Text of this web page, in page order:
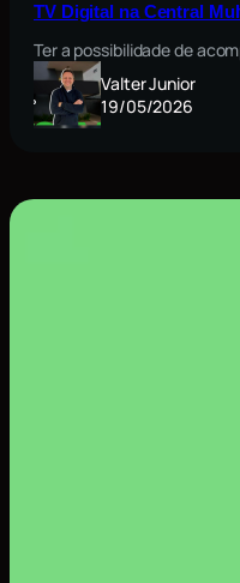
TV Digital na Central
Ter a possibilidade de
Valter Junior
19/05/2026